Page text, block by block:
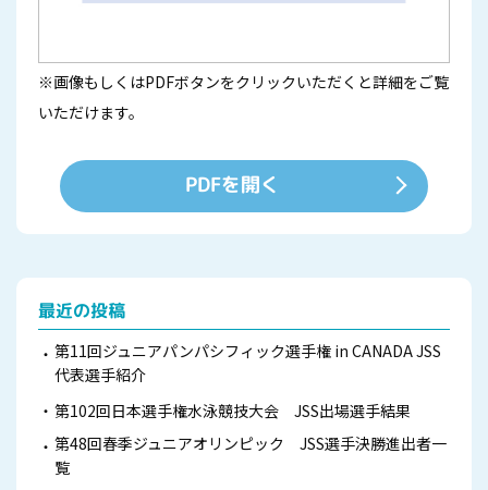
※画像もしくはPDFボタンをクリックいただくと詳細をご覧
いただけます。
PDFを開く
最近の投稿
第11回ジュニアパンパシフィック選手権 in CANADA JSS
代表選手紹介
第102回日本選手権水泳競技大会 JSS出場選手結果
第48回春季ジュニアオリンピック JSS選手決勝進出者一
覧